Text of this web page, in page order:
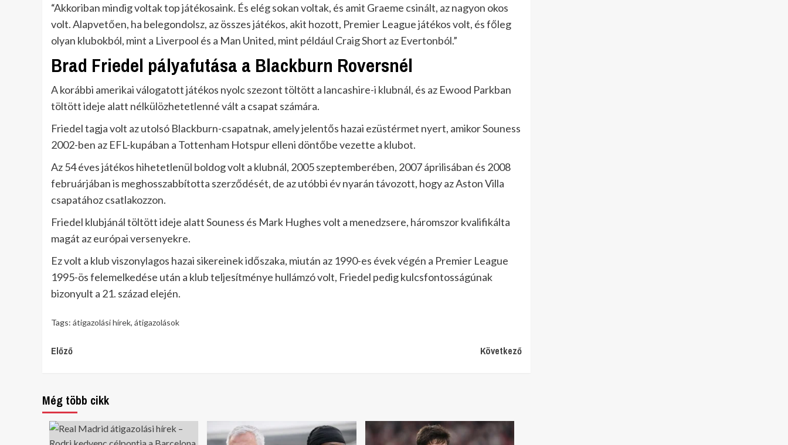
“Akkoriban mindig voltak top játékosaink. És elég sokan voltak, és amit Graeme csinált, az nagyon okos
volt. Alapvetően, ha belegondolsz, az összes játékos, akit hozott, Premier League játékos volt, és főleg
olyan klubokból, mint a Liverpool és a Man United, mint például Craig Short az Evertonból.”
Brad Friedel pályafutása a Blackburn Roversnél
A korábbi amerikai válogatott játékos nyolc szezont töltött a lancashire-i klubnál, és az Ewood Parkban
töltött ideje alatt nélkülözhetetlenné vált a csapat számára.
Friedel tagja volt az utolsó Blackburn-csapatnak, amely jelentős hazai ezüstérmet nyert, amikor Souness
2002-ben az EFL-kupában a Tottenham Hotspur elleni döntőbe vezette a klubot.
Az 54 éves játékos hihetetlenül boldog volt a klubnál, 2005 szeptemberében, 2007 áprilisában és 2008
februárjában is meghosszabbította szerződését, de az utóbbi év nyarán távozott, hogy az Aston Villa
csapatához csatlakozzon.
Friedel klubjánál töltött ideje alatt Souness és Mark Hughes volt a menedzsere, háromszor kvalifikálta
magát az európai versenyekre.
Ez volt a klub viszonylagos hazai sikereinek időszaka, miután az 1990-es évek végén a Premier League
1995-ös felemelkedése után a klub teljesítménye hullámzó volt, Friedel pedig kulcsfontosságúnak
bizonyult a 21. század elején.
Tags: átigazolási hírek, átigazolások
Continue
Előző Következő
Még több cikk